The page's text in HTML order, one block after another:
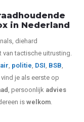
in Nederland
diehard
van tactische uitrusting.
, politie, DSI, BSB,
vind je als eerste op
, persoonlijk advies
iswelkom.